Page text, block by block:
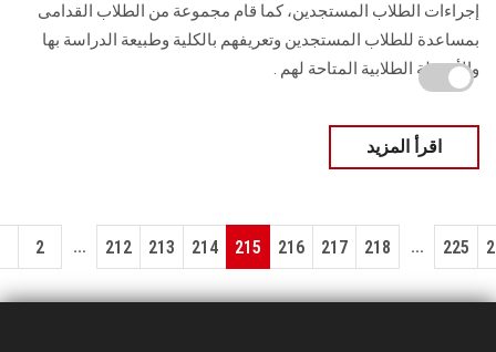
إجراءات الطلاب المستجدين، كما قام مجموعة من الطلاب القدامى
بمساعدة للطلاب المستجدين وتعريفهم بالكلية وطبيعة الدراسة بها
والأنشطة الطلابية المتاحة لهم .
اقرأ المزيد
2 ... 212 213 214 215 216 217 218 ... 225